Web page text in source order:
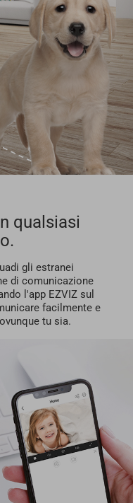
qualsiasi
gli estranei
di comunicazione
l'app EZVIZ sul
facilmente e
tu sia.